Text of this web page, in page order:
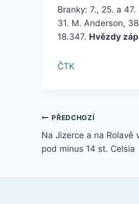
Branky: 7., 25. a
31. M. Anderson,
18.347. Hvězdy
ČTK
Navigace
pro
PŘEDCHOZÍ
Na Jizerce a na Rolavě
pod minus 14 st. Celsia